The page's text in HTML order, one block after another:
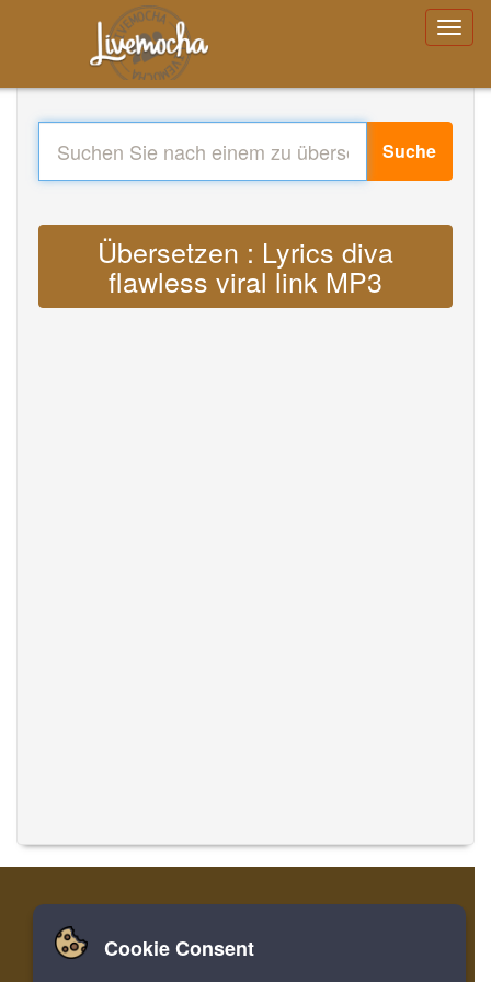
Suche
Übersetzen : Lyrics diva
flawless viral link MP3
Zuhause Einloggen
Cookie Consent